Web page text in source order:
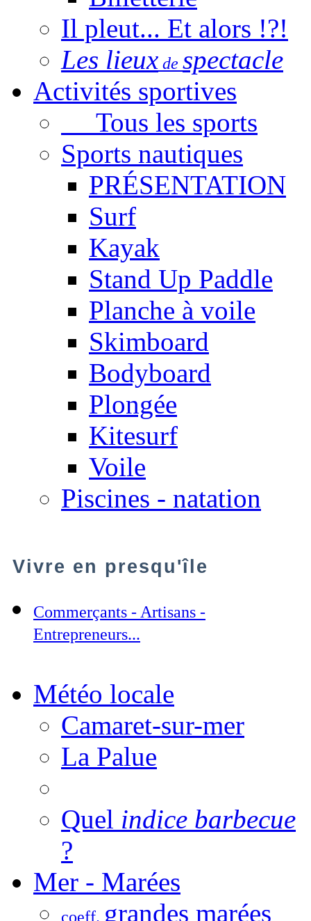
Il pleut... Et alors !?!
Les lieux de spectacle
Activités sportives
Tous les sports
Sports nautiques
PRÉSENTATION
Surf
Kayak
Stand Up Paddle
Planche à voile
Skimboard
Bodyboard
Plongée
Kitesurf
Voile
Piscines - natation
Vivre en presqu'île
Commerçants - Artisans -
Entrepreneurs...
Météo locale
Camaret-sur-mer
La Palue
Quel indice barbecue
?
Mer - Marées
coeff. grandes marées